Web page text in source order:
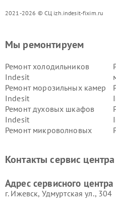
2021-2026 © СЦ izh.indesit-fixim.ru
Мы ремонтируем
Ремонт холодильников
Indesit
Ремонт морозильных камер
Indesit
Ремонт духовых шкафов
Indesit
Ремонт микроволновых
Indesit
Контакты сервис центра
Адрес сервисного
г. Ижевск, Удмуртская ул., 304